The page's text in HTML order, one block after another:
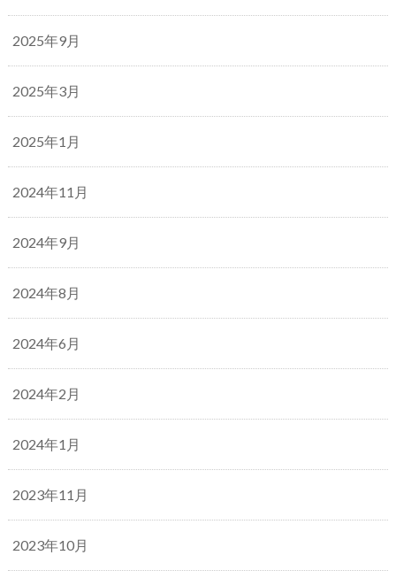
2025年9月
2025年3月
2025年1月
2024年11月
2024年9月
2024年8月
2024年6月
2024年2月
2024年1月
2023年11月
2023年10月